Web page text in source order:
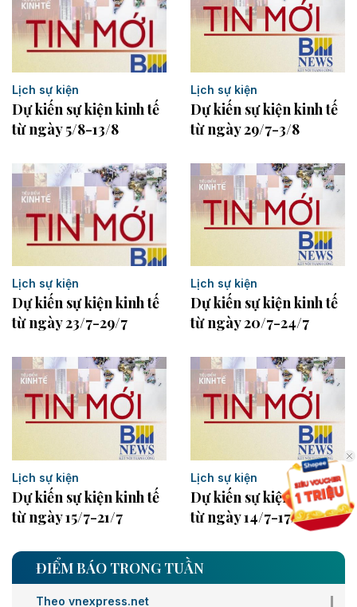
Lịch sự kiện
Dự kiến sự kiện kinh tế
từ ngày 5/8-13/8
Lịch sự kiện
Dự kiến sự kiện kinh tế
từ ngày 29/7-3/8
Lịch sự kiện
Dự kiến sự kiện kinh tế
từ ngày 23/7-29/7
Lịch sự kiện
Dự kiến sự kiện kinh tế
từ ngày 20/7-24/7
Lịch sự kiện
Dự kiến sự kiện kinh tế
từ ngày 15/7-21/7
Lịch sự kiện
Dự kiến sự kiện kinh tế
từ ngày 14/7-17/7
ĐIỂM BÁO TRONG TUẦN
Theo vnexpress.net